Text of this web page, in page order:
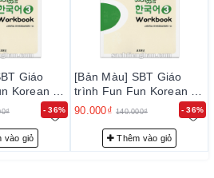
học tiếng Hàn.
cao kỹ năng giao tiếp.
kỳ thi TOPIK cấp 1–4.
tâm đào tạo tiếng Hàn.
- 36%
Giáo
Korean 3
국어
vào giỏ
- 36%
[Bản Màu] SBT Giáo
trình Fun Fun Korean 3
- 재미 있는 한국어
90.000₫ 140.000₫
Thêm vào giỏ